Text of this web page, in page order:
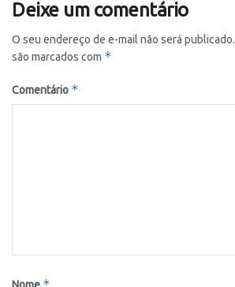
Deixe um comentário
O seu endereço de e-mail não será publicado.
são marcados com *
Comentário *